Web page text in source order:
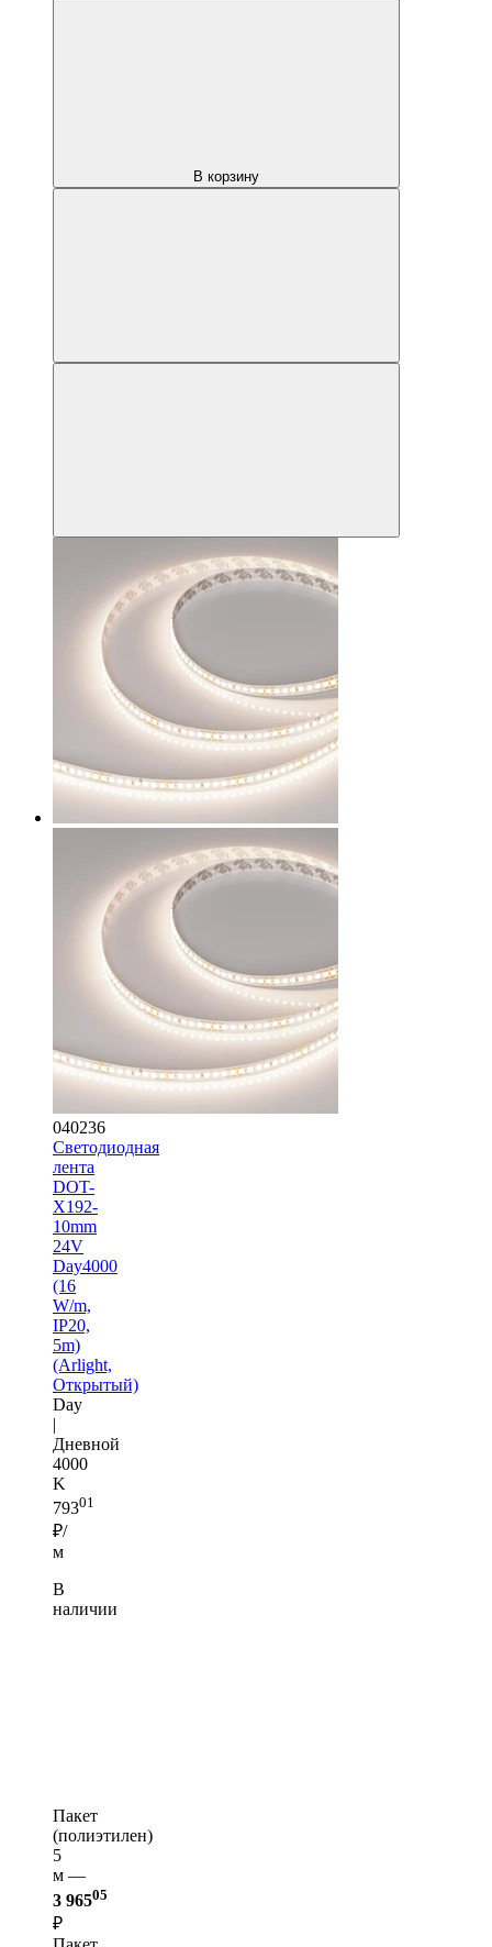
В корзину
040236
Светодиодная
лента
DOT-
X192-
10mm
24V
Day4000
(16
W/m,
IP20,
5m)
(Arlight,
Открытый)
Day
|
Дневной
4000
K
79301
₽/
м
В
наличии
Пакет
(полиэтилен)
5
м —
3 96505
₽